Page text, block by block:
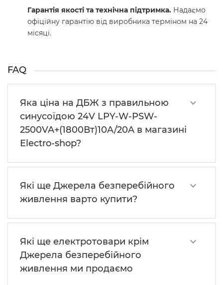
Гарантія якості та технічна підтримка. Надаємо
офіційну гарантію від виробника терміном на 24
місяці.
FAQ
Яка ціна на ДБЖ з правильною
синусоїдою 24V LPY-W-PSW-
2500VA+(1800Вт)10A/20A в магазині
Electro-shop?
Які ще Джерела безперебійного
живлення варто купити?
Які ще електротовари крім
Джерела безперебійного
живлення ми продаємо